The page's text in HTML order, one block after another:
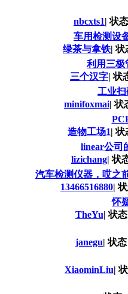
nbcxts1| 状
车用检测设
绿茶与拿铁| 状
利用三极
三个汉字| 状
工业
minifoxmai| 状
造物工场1| 状
linear公司
lizichang| 状
汽车检测仪器，哎之
13466516880| 状
怀
TheYu| 状态
janegu| 状态
XiaominLiu|